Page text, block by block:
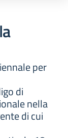
per
di
nella
di cui